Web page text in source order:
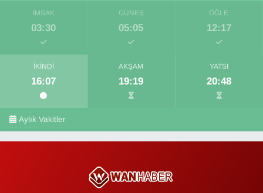
İMSAK
03:30
GÜNEŞ
05:05
ÖĞLE
12:17
İKINDI
16:07
AKŞAM
19:19
YATSI
20:48
Aylık Vakitler